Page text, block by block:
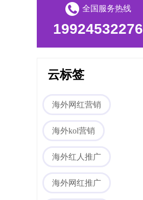
Tiktok海外营销
全国服务热线
19924532276
云标签
海外网红营销
海外kol营销
海外红人推广
海外网红推广